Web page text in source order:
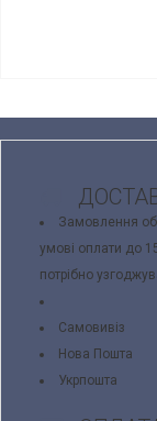
Замовлення
умові оплати до
потрібно
Самовивіз
Нова Пошта
Укрпошта